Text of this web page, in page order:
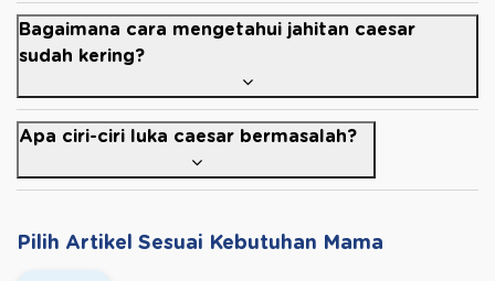
Bagaimana cara mengetahui jahitan caesar
sudah kering?
Apa ciri-ciri luka caesar bermasalah?
Pilih Artikel Sesuai Kebutuhan Mama